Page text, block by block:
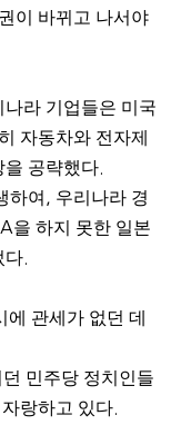
이 바뀌고 나서야
라 기업들은 미국
자동차와 전자제
을 공략했다
하여
우리나라 경
을 하지 못한 일본
다
에 관세가 없던 데
민주당 정치인들
랑하고 있다